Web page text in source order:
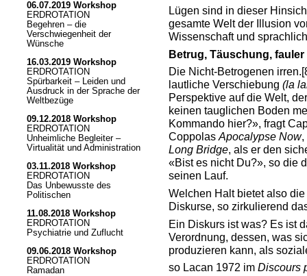
06.07.2019 Workshop
ERDROTATION
Begehren – die
Verschwiegenheit der
Wünsche
16.03.2019 Workshop
ERDROTATION
Spürbarkeit – Leiden und
Ausdruck in der Sprache der
Weltbezüge
09.12.2018 Workshop
ERDROTATION
Unheimliche Begleiter –
Virtualität und Administration
03.11.2018 Workshop
ERDROTATION
Das Unbewusste des
Politischen
11.08.2018 Workshop
ERDROTATION
Psychiatrie und Zuflucht
09.06.2018 Workshop
ERDROTATION
Ramadan
Lügen sind in dieser
gesamte Welt der Illusion
Wissenschaft und
Betrug, Täuschung,
Die Nicht-Betrogenen irren.
lautliche Verschiebung(la
Perspektive auf die Welt,
keinen tauglichen Boden
Kommando hier?», fragt
CoppolasApocalypse Now,
Long Bridge, als er den
«Bist es nicht Du?», so die
seinen Lauf.
Welchen Halt bietet also
Diskurse, so zirkulierend
Ein Diskurs ist was? Es ist
Verordnung, dessen, was
produzieren kann, als
so Lacan 1972 imDiscours